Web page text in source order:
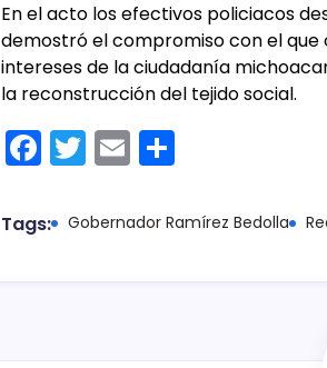
En el acto los efectivos policiacos
demostró el compromiso con el
intereses de la ciudadanía
la reconstrucción del tejido social.
F
a
c
T
w
itt
E
m
ai m
Tags: Gobernador Ramírez Bedolla